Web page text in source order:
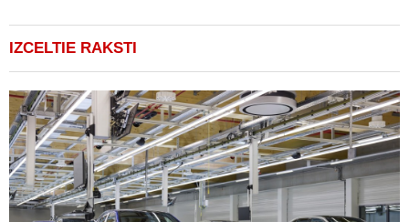
IZCELTIE RAKSTI